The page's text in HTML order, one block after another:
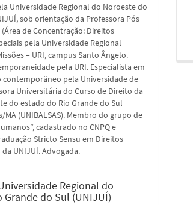
Universidade Regional do Noroeste do
sob orientação da Professora Pós
de Concentração: Direitos
pela Universidade Regional
– URI, campus Santo Ângelo.
pela URI. Especialista em
contemporâneo pela Universidade de
Universitária do Curso de Direito da
do estado do Rio Grande do Sul
MA (UNIBALSAS). Membro do grupo de
cadastrado no CNPQ e
Stricto Sensu em Direitos
UNIJUÍ. Advogada.
Regional do
do Sul (UNIJUÍ)